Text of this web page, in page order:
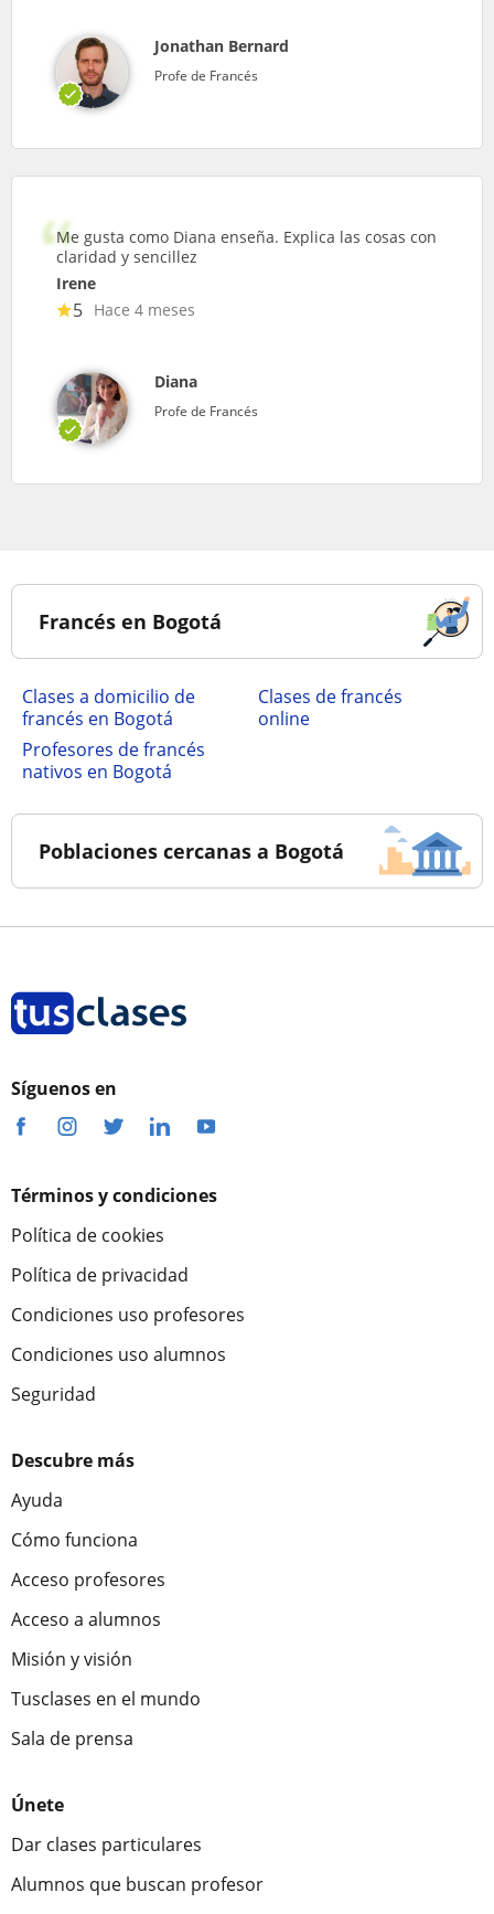
Jonathan Bernard
Profe de Francés
Me gusta como Diana enseña. Explica las cosas con
claridad y sencillez
Irene
5 Hace 4 meses
Diana
Profe de Francés
Francés en Bogotá
Clases a domicilio de
francés en Bogotá
Clases de francés
online
Profesores de francés
nativos en Bogotá
Poblaciones cercanas a Bogotá
Síguenos en
Términos y condiciones
Política de cookies
Política de privacidad
Condiciones uso profesores
Condiciones uso alumnos
Seguridad
Descubre más
Ayuda
Cómo funciona
Acceso profesores
Acceso a alumnos
Misión y visión
Tusclases en el mundo
Sala de prensa
Únete
Dar clases particulares
Alumnos que buscan profesor